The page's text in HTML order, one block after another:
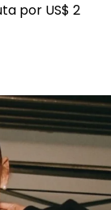
por US$ 2